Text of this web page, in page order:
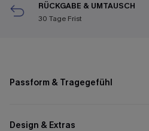
RÜCKGABE & UMTAUSCH
30 Tage Frist
Passform & Tragegefühl
Design & Extras